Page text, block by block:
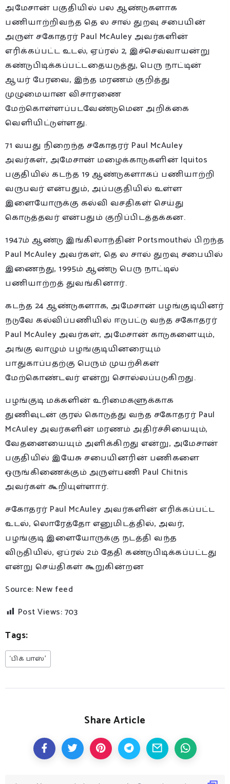
அமேசான் பகுதியில் பல ஆண்டுகளாக
பணியாற்றிவந்த தெ ல சால் துறவு சபையின்
அருள் சகோதரர் Paul McAuley அவர்களின்
எரிக்கப்பட்ட உடல், ஏப்ரல் 2, இச்செவ்வாயன்று
கண்டுபிடிக்கப்பட்டதையடுத்து, பெரு நாட்டின்
ஆயர் பேரவை, இந்த மரணம் குறித்து
முழுமையான விசாரணை
மேற்கொள்ளப்படவேண்டுமென அறிக்கை
வெளியிட்டுள்ளது.
71 வயது நிறைந்த சகோதரர் Paul McAuley
அவர்கள், அமேசான் மழைக்காடுகளின் Iquitos
பகுதியில் கடந்த 19 ஆண்டுகளாகப் பணியாற்றி
வருபவர் என்பதும், அப்பகுதியில் உள்ள
இளையோருக்கு கல்வி வசதிகள் செய்து
கொடுத்தவர் என்பதும் குறிப்பிடத்தக்கன.
1947ம் ஆண்டு இங்கிலாந்தின் Portsmouthல் பிறந்த
Paul McAuley அவர்கள், தெ ல சால் துறவு சபையில்
இணைந்து, 1995ம் ஆண்டு பெரு நாட்டில்
பணியாற்றத் துவங்கினார்.
கடந்த 24 ஆண்டுகளாக, அமேசான் பழங்குடியினர்
நடுவே கல்விப்பணியில் ஈடுபட்டு வந்த சகோதரர்
Paul McAuley அவர்கள், அமேசான் காடுகளையும்,
அங்கு வாழும் பழங்குடியினரையும்
பாதுகாப்பதற்கு பெரும் முயற்சிகள்
மேற்கொண்டவர் என்று சொல்லப்படுகிறது.
பழங்குடி மக்களின் உரிமைகளுக்காக
துணிவுடன் குரல் கொடுத்து வந்த சகோதரர் Paul
McAuley அவர்களின் மரணம் அதிர்ச்சியையும்,
வேதனையையும் அளிக்கிறது என்று, அமேசான்
பகுதியில் இயேசு சபையினரின் பணிகளை
ஒருங்கிணைக்கும் அருள்பணி Paul Chitnis
அவர்கள் கூறியுள்ளார்.
சகோதரர் Paul McAuley அவர்களின் எரிக்கப்பட்ட
உடல், லொரேத்தோ எனுமிடத்தில், அவர்,
பழங்குடி இளையோருக்கு நடத்தி வந்த
விடுதியில், ஏப்ரல் 2ம் தேதி கண்டுபிடிக்கப்பட்டது
என்று செய்திகள் கூறுகின்றன
Source: New feed
Post Views:703
Tags:
‘பிக் பாஸ்’
Share Article